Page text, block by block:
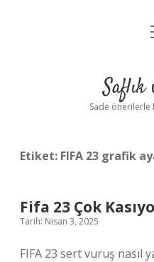
Sade önerilerle
Etiket: FIFA 23 grafik
Fifa 23 Çok
Tarih: Nisan 3, 2025
FIFA 23 sert vuruş nasıl